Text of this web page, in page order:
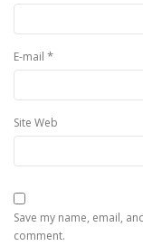
E-mail *
Site Web
Save my name, email,
comment.